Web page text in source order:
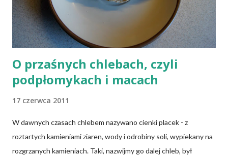
dolną część jelita cienkiego, a także osoby chorujące na AIDS.
Inni, w tym np. osoby chorujące na cukrzycę, a także każ...
O przaśnych chlebach, czyli
podpłomykach i macach
17 czerwca 2011
W dawnych czasach chlebem nazywano cienki placek - z
roztartych kamieniami ziaren, wody i odrobiny soli, wypiekany na
rozgrzanych kamieniach. Taki, nazwijmy go dalej chleb, był